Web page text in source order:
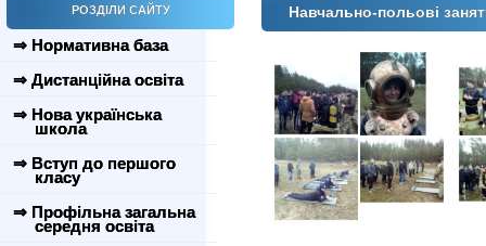
РОЗДІЛИ САЙТУ
⇒ Нормативна база
⇒ Дистанційна освіта
⇒ Нова українська
школа
⇒ Вступ до першого
класу
⇒ Профільна загальна
середня освіта
Навчально-польові